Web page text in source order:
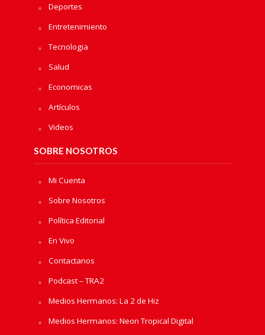
Deportes
Entretenimiento
Tecnologia
Salud
Economicas
Artículos
Videos
SOBRE NOSOTROS
Mi Cuenta
Sobre Nosotros
Política Editorial
En Vivo
Contactanos
Podcast – TRA2
Medios Hermanos: La 2 de Hiz
Medios Hermanos: Neon Tropical Digital